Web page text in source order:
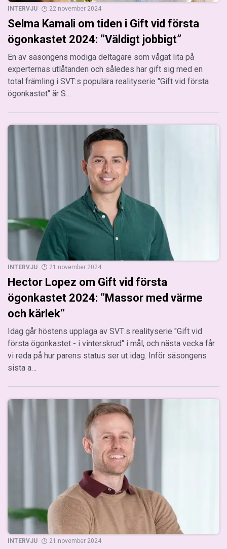
INTERVJU 22 november 2024
Selma Kamali om tiden i Gift vid första
ögonkastet 2024: ”Väldigt jobbigt”
En av säsongens modiga deltagare som vågat lita på
experternas utlåtanden och således har gift sig med en
total främling i SVT:s populära realityserie "Gift vid första
ögonkastet" är S…
INTERVJU 21 november 2024
Hector Lopez om Gift vid första
ögonkastet 2024: ”Massor med värme
och kärlek”
Idag går höstens upplaga av SVT:s realityserie "Gift vid
första ögonkastet - i vinterskrud" i mål, och nästa vecka får
vi reda på hur parens status ser ut idag. Inför säsongens
sista a…
INTERVJU 21 november 2024